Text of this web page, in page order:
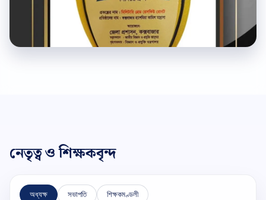
নেতৃত্ব ও শিক্ষকবৃন্দ
অধ্যক্ষ সভাপতি শিক্ষকমণ্ডলী